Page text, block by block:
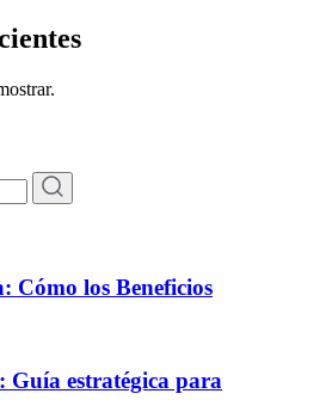
Cómo los Beneficios
Guía estratégica para